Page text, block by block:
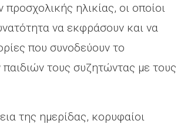
προσχολικής ηλικίας, οι οποίοι
να εκφράσουν και να
που συνοδεύουν το
τους συζητώντας με τους
της ημερίδας, κορυφαίοι